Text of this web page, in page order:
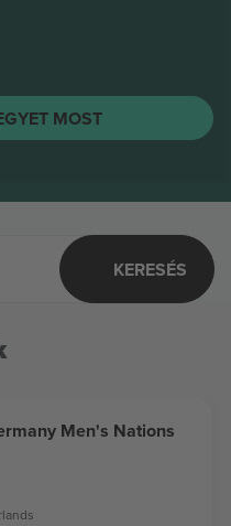
MOST
KERESÉS
Men's Nations